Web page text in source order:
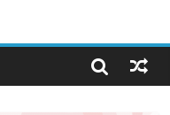
кокосовая вода с
трендом